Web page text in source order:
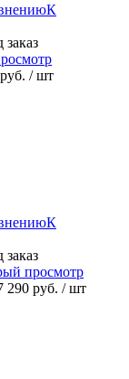
К
заказ
/ шт
К
заказ
просмотр
290 руб. / шт